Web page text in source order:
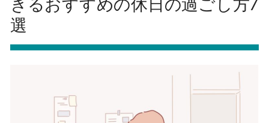
きるおすすめの休日の過ごし方7
選